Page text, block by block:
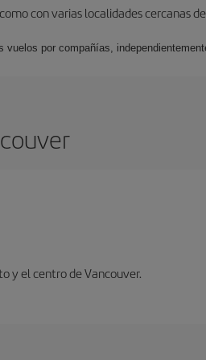
con varias localidades cercanas
por compañías,
y el centro de Vancouver.